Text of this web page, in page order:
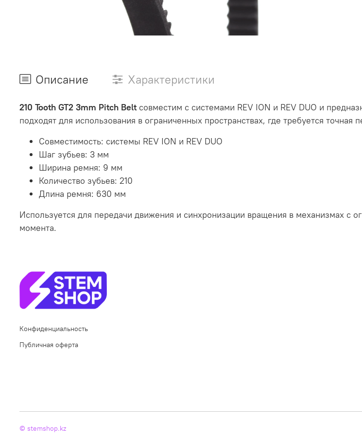
Описание Характеристики
210 Tooth GT2 3mm Pitch Beltсовместим с системами REV ION и REV DUO и
подходят для использования в ограниченных пространствах, где требуется
Совместимость: системы REV ION и REV DUO
Шаг зубьев: 3 мм
Ширина ремня: 9 мм
Количество зубьев: 210
Длина ремня: 630 мм
Используется для передачи движения и синхронизации вращения в механизмах с
момента.
Конфиденциальность
Публичная оферта
© stemshop.kz